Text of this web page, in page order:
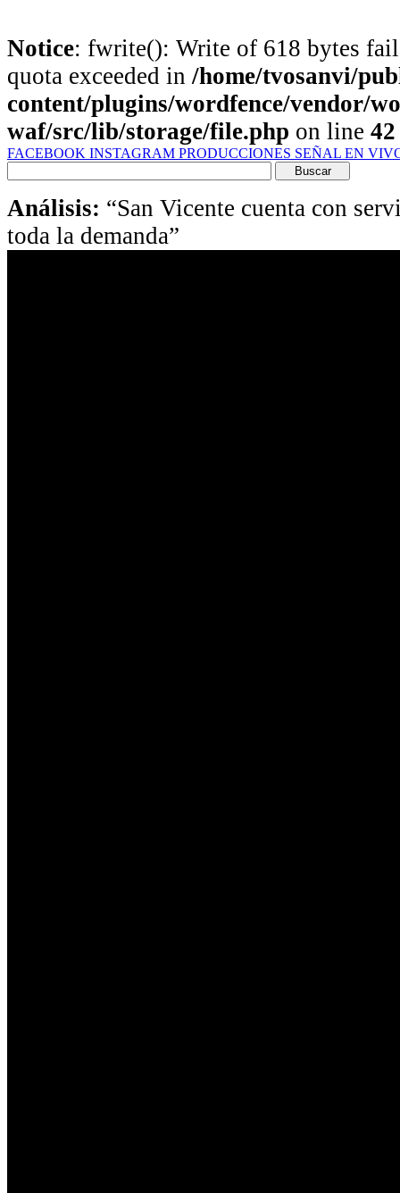
Notice: fwrite(): Write of 618 bytes
quota exceeded in/home/tvosanvi/
content/plugins/wordfence/vendor/
waf/src/lib/storage/file.php on line 42
FACEBOOK INSTAGRAM PRODUCCIONES SEÑAL EN
por:
Análisis: “San Vicente cuenta con
toda la demanda”